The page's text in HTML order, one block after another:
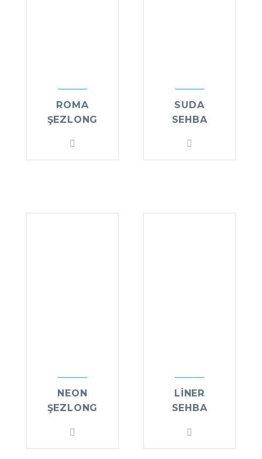
ROMA
ŞEZLONG
SUDA
SEHBA
NEON
ŞEZLONG
LİNER
SEHBA